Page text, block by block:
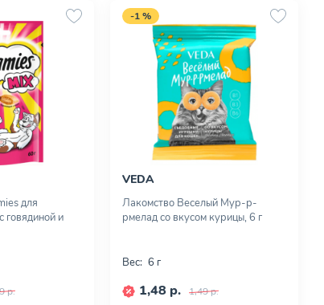
для
говядиной и
р.
-1 %
VEDA
Лакомство Веселый Мур-р-
рмелад со вкусом курицы, 6 г
Вес: 6 г
1,48 р. 1,49 р.